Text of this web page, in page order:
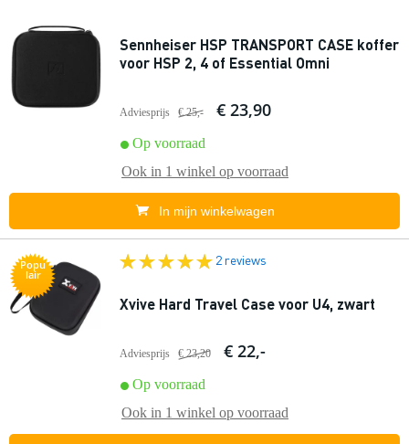
Sennheiser HSP TRANSPORT CASE koffer
voor HSP 2, 4 of Essential Omni
Adviesprijs € 25,- € 23,90
Op voorraad
Ook in 1 winkel op voorraad
In mijn winkelwagen
Popu
lair
2 reviews
Xvive Hard Travel Case voor U4, zwart
Adviesprijs € 23,20 € 22,-
Op voorraad
Ook in 1 winkel op voorraad